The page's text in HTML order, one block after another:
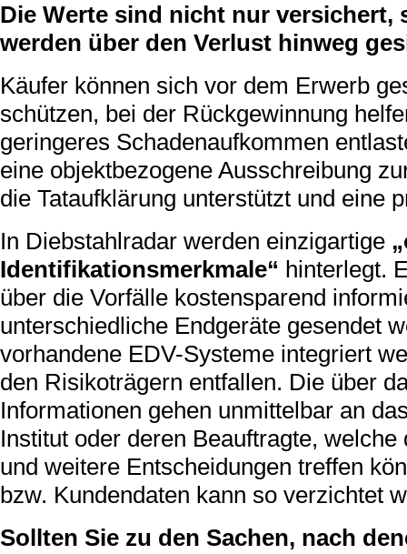
Die Werte sind nicht nur
werden über den Verlust hinweg
Käufer können sich vor dem Erwerb
schützen, bei der Rückgewinnung
geringeres Schadenaufkommen
eine objektbezogene Ausschreibung
die Tataufklärung unterstützt und eine
In Diebstahlradar werden einzigartige
Identifikationsmerkmale“ hinterlegt.
über die Vorfälle kostensparend
unterschiedliche Endgeräte gesendet
vorhandene EDV-Systeme integriert
den Risikoträgern entfallen. Die über
Informationen gehen unmittelbar an
Institut oder deren Beauftragte,
und weitere Entscheidungen treffen
bzw. Kundendaten kann so verzichtet
Sollten Sie zu den Sachen, nach